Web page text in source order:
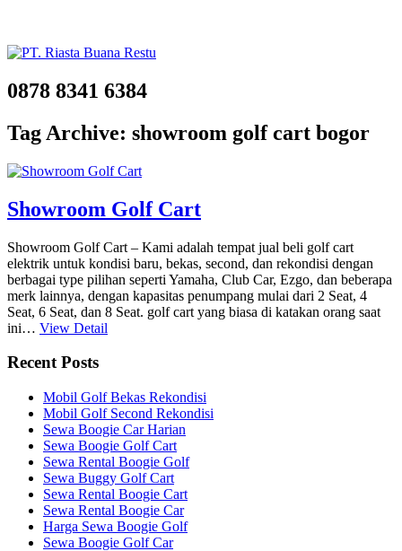
0878 8341 6384
Tag Archive: showroom golf cart bogor
Showroom Golf Cart
Showroom Golf Cart – Kami adalah tempat jual beli golf cart
elektrik untuk kondisi baru, bekas, second, dan rekondisi dengan
berbagai type pilihan seperti Yamaha, Club Car, Ezgo, dan beberapa
merk lainnya, dengan kapasitas penumpang mulai dari 2 Seat, 4
Seat, 6 Seat, dan 8 Seat. golf cart yang biasa di katakan orang saat
ini… View Detail
Recent Posts
Mobil Golf Bekas Rekondisi
Mobil Golf Second Rekondisi
Sewa Boogie Car Harian
Sewa Boogie Golf Cart
Sewa Rental Boogie Golf
Sewa Buggy Golf Cart
Sewa Rental Boogie Cart
Sewa Rental Boogie Car
Harga Sewa Boogie Golf
Sewa Boogie Golf Car